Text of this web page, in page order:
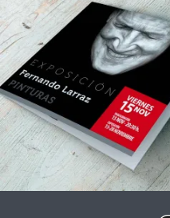
Folletos
Impresión digital